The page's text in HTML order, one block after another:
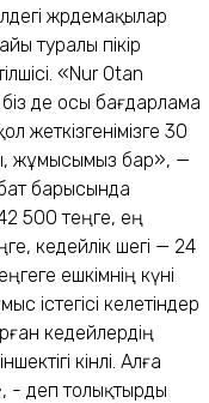
жәрдемақылар
туралы пікір
«Nur Otan
де осы бағдарлама
жеткізгенімізге 30
жұмысымыз бар», —
барысында
500 теңге, ең
кедейлік шегі — 24
ешкімнің күні
істегісі келетіндер
кедейлердің
кінәлі. Алға
- деп толықтырды